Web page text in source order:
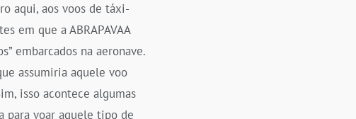
aqui, aos voos de táxi-
em que a ABRAPAVAA
embarcados na aeronave.
assumiria aquele voo
isso acontece algumas
para voar aquele tipo de